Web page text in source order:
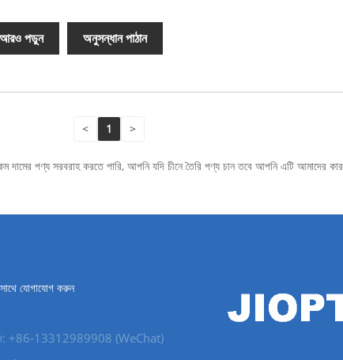
আরও পড়ুন অনুসন্ধান পাঠান
< 1 >
পণ্য সরবরাহ করতে পারি, আপনি যদি চীনে তৈরি পণ্য চান তবে আপনি এটি আমাদের
যোগাযোগ করুন
+86-13312989908 (WeChat)